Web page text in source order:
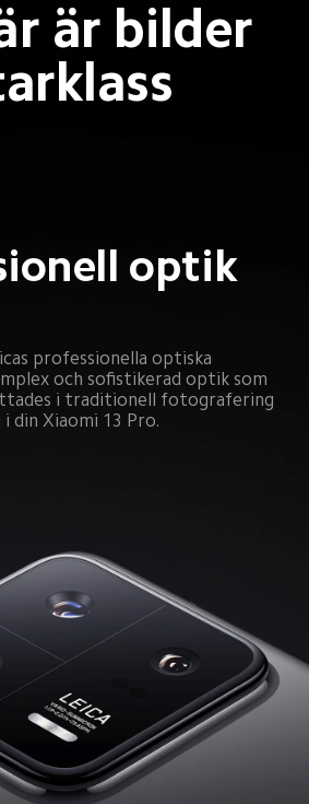
är bilder
optik
professionella optiska
och sofistikerad optik som
i traditionell fotografering
din Xiaomi 13 Pro.